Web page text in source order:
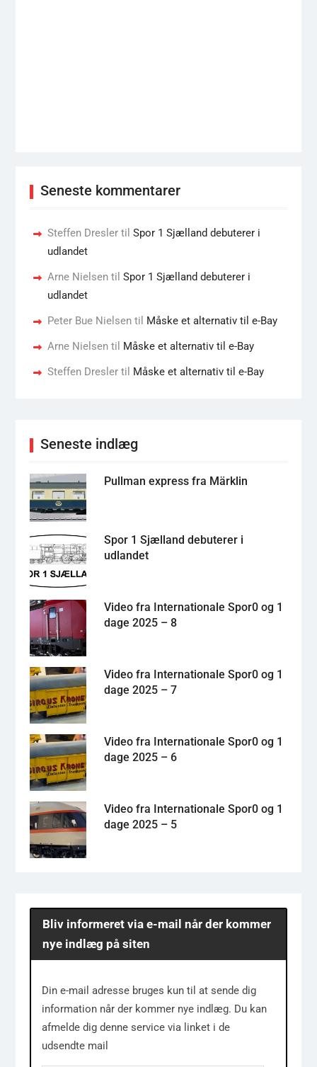
Seneste kommentarer
Steffen Dreslertil Spor 1 Sjælland debuterer i
udlandet
Arne Nielsentil Spor 1 Sjælland debuterer i
udlandet
Peter Bue Nielsentil Måske et alternativ til e-Bay
Arne Nielsentil Måske et alternativ til e-Bay
Steffen Dreslertil Måske et alternativ til e-Bay
Seneste indlæg
Pullman express fra Märklin
Spor 1 Sjælland debuterer i
udlandet
Video fra Internationale Spor0 og 1
dage 2025 – 8
Video fra Internationale Spor0 og 1
dage 2025 – 7
Video fra Internationale Spor0 og 1
dage 2025 – 6
Video fra Internationale Spor0 og 1
dage 2025 – 5
Bliv informeret via e-mail når der kommer
nye indlæg på siten
Din e-mail adresse bruges kun til at sende dig
information når der kommer nye indlæg. Du kan
afmelde dig denne service via linket i de
udsendte mail